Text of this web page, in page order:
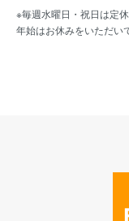
※毎週水曜日・祝日は定
年始はお休みをいただい